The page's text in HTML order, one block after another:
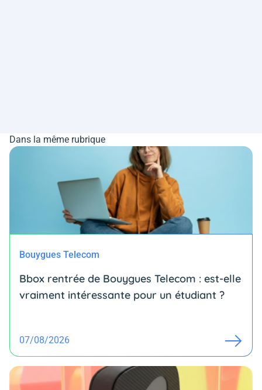
Dans la même rubrique
Bouygues Telecom
Bbox rentrée de Bouygues Telecom : est-elle
vraiment intéressante pour un étudiant ?
07/08/2026